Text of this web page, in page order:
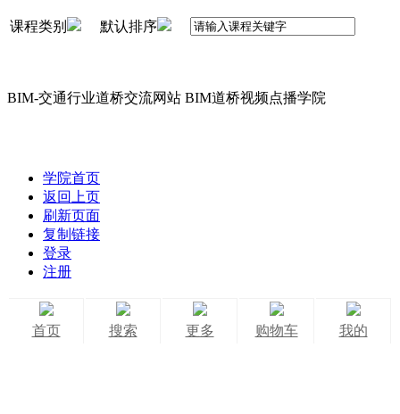
课程类别 默认排序
BIM-交通行业道桥交流网站 BIM道桥视频点播学院
学院首页
返回上页
刷新页面
复制链接
登录
注册
首页 搜索 更多 购物车 我的